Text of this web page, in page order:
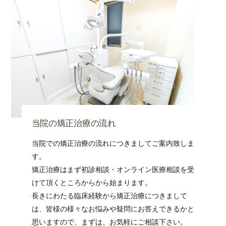
当院の矯正治療の流れ
当院での矯正治療の流れにつきましてご案内致しま
す。
矯正治療はまず初診相談・オンライン医療相談を受
けて頂くところからから始まります。
長きにわたる臨床経験から矯正治療につきまして
は、皆様の様々なお悩みや疑問にお答えできるかと
思いますので、まずは、お気軽にご相談下さい。